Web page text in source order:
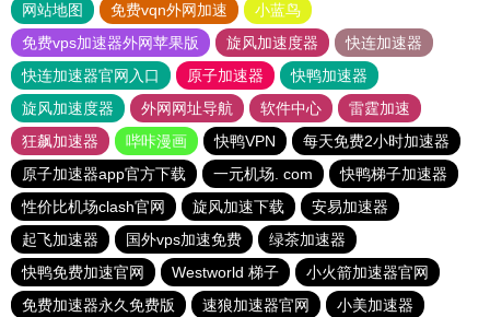
网站地图 免费vqn外网加速
小蓝鸟
免费vps加速器外网苹果版
旋风加速度器
快连加速器
快连加速器官网入口
原子加速器
快鸭加速器
旋风加速度器
外网网址导航 软件中心
雷霆加速
狂飙加速器
哔咔漫画 快鸭VPN
每天免费2小时加速器
原子加速器app官方下载
一元机场. com
快鸭梯子加速器
性价比机场clash官网
旋风加速下载
安易加速器
起飞加速器
国外vps加速免费
绿茶加速器
快鸭免费加速官网
Westworld 梯子
小火箭加速器官网
免费加速器永久免费版
速狼加速器官网
小美加速器